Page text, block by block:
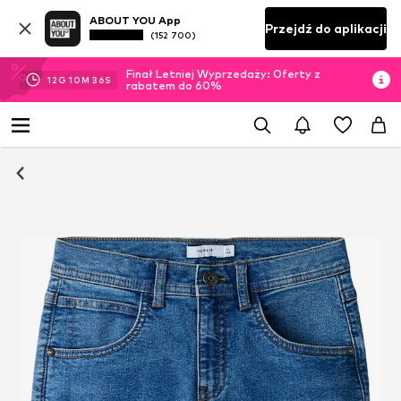
ABOUT YOU App
(152 700) Przejdź do aplikacji
12 G 10M 36S
Finał Letniej Wyprzedaży: Oferty z
rabatem do 60%